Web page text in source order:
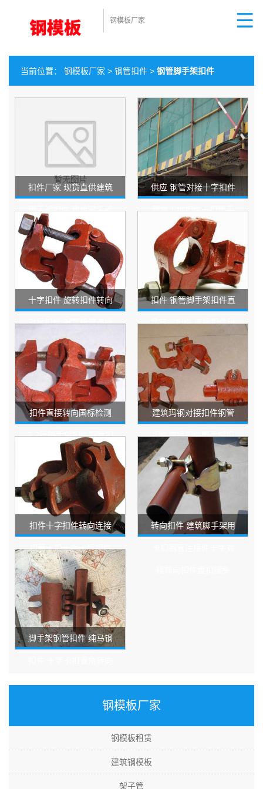
钢模板厂家
当前位置： 钢模板厂家 > 钢管扣件 > 钢管脚手架扣件
扣件厂家 现货直供建筑
脚手架扣件 建筑脚手架
钢管扣件活动卡扣
供应 钢管对接十字扣件
建筑工地扣件卡扣脚手
架转向连接玛钢扣件
十字扣件 旋转扣件转向
对接扣件 钢管建筑连接
件 脚手架玛钢扣件
扣件 钢管脚手架扣件直
角转向扣件 连接扣件玛
钢锻造建筑扣件
扣件直接转向国标检测
2.2斤脚手架扣件钢管扣
件冲压锻压48*60
建筑玛钢对接扣件钢管
扣件连接扣件脚手架扣
件十字扣件批发
扣件十字扣件转向连接
钢管卡扣十字卡标扣件
镀锌扣件48转60检测扣
转向扣件 建筑脚手架用
脚手架钢管扣件 纯马钢
旋转扣件
钢模板厂家
钢模板租赁
建筑钢模板
架子管